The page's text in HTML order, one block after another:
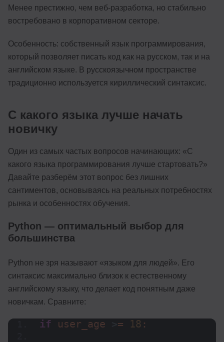
Менее престижно, чем веб-разработка, но стабильно
востребовано в корпоративном секторе.
Особенность: собственный язык программирования,
который позволяет писать код как на русском, так и на
английском языке. В русскоязычном пространстве
традиционно используется кириллический синтаксис.
С какого языка лучше начать
новичку
Один из самых частых вопросов начинающих: «С
какого языка программирования лучше стартовать?»
Давайте разберём этот вопрос без лишних
сантиментов, основываясь на реальных потребностях
рынка и особенностях обучения.
Python — оптимальный выбор для
большинства
Python не зря называют «языком для людей». Его
синтаксис максимально близок к естественному
английскому языку, что делает код понятным даже
новичкам. Сравните:
if user_age = 18 :